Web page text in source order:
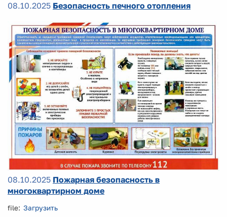
08.10.2025 Безопасность печного отопления
08.10.2025 Пожарная безопасность в
многоквартирном доме
file: Загрузить